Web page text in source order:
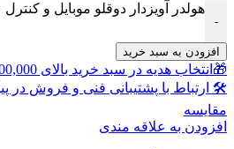
-
هولدر آویزدار دوقلو موبایل و کنترل
افزودن به سبد خرید
🎁انتخاب هدیه در سبد خرید بالای 500,000 تومان
🛠 ارتباط با پشتیبانی فنی و فروش در
مقايسه
افزودن به علاقه مندی